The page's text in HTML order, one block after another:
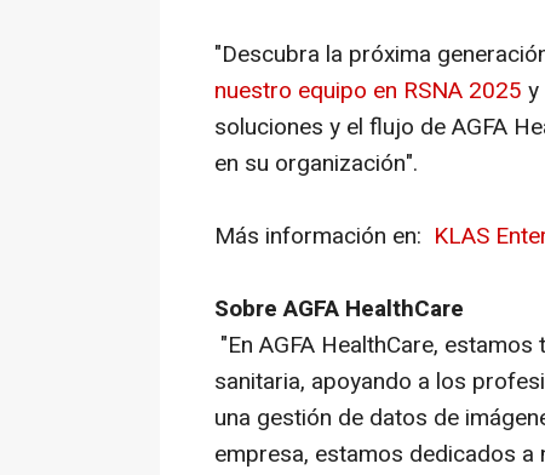
"Descubra la próxima
nuestro equipo en RSNA 2025
soluciones y el flujo de AGFA
en su organización".
Más información en: KLAS
Sobre AGFA HealthCare
"En AGFA HealthCare,
sanitaria, apoyando a los
una gestión de datos de
empresa, estamos dedicados